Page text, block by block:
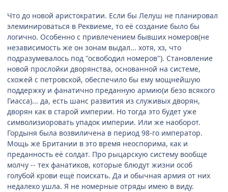
Что до новой аристократии. Если бы Лелуш не планировал
элеминироваться в Реквиеме, то её создание было бы
логично. Особенно с привлечением бывших номеров(не
независимость же он зонам выдал... хотя, хз, что
подразумевалось под "освободил номеров"). Становление
новой прослойки дворянства, основанной на системе,
схожей с петровской, обеспечило бы ему мощнейшую
поддержку и фанатично преданную армию(и безо всякого
Гиасса)... да, есть шанс развития из служивых дворян,
дворян как в старой империи. Но тогда это будет уже
символизиоровать упадок империи. Или же наоборот.
Гордыня была возвиличена в период 98-го император.
Мощь же Британии в это время неоспорима, как и
преданность её солдат. Про рыцарскую систему вообще
молчу -- тех фанатиков, которые блюдут жизни особ
голубой крови ещё поискать. Да и обычная армия от них
недалеко ушла. Я не номерные отряды имею в виду.